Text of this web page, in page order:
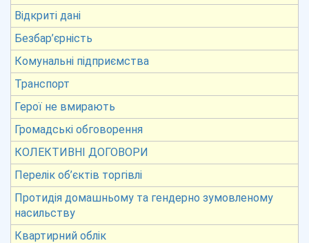
Відкриті дані
Безбар’єрність
Комунальні підприємства
Транспорт
Герої не вмирають
Громадські обговорення
КОЛЕКТИВНІ ДОГОВОРИ
Перелік об’єктів торгівлі
Протидія домашньому та гендерно зумовленому
насильству
Квартирний облік